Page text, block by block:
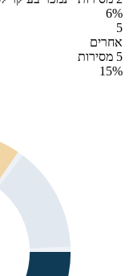
6%
5
אחרים
5 מסירות
15%